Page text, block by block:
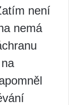
není
nemá